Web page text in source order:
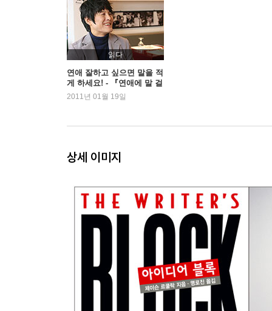
읽다
연애 잘하고 싶으면 말을 적
게 하세요! - 『연애에 말 걸
기』 명로진
2011년 01월 19일
상세 이미지